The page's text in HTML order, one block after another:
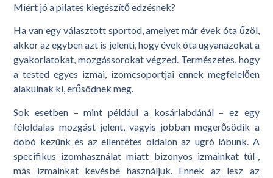
Miért jó a pilates kiegészítő edzésnek?
Ha van egy választott sportod, amelyet már évek óta űzöl,
akkor az egyben azt is jelenti, hogy évek óta ugyanazokat a
gyakorlatokat, mozgássorokat végzed. Természetes, hogy
a tested egyes izmai, izomcsoportjai ennek megfelelően
alakulnak ki, erősödnek meg.
Sok esetben – mint például a kosárlabdánál – ez egy
féloldalas mozgást jelent, vagyis jobban megerősödik a
dobó kezünk és az ellentétes oldalon az ugró lábunk. A
specifikus izomhasználat miatt bizonyos izmainkat túl-,
más izmainkat kevésbé használjuk. Ennek az lesz az